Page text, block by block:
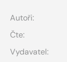
Autoři:
Čte:
Vydavatel: